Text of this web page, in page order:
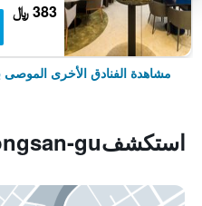
383 ﷼
مشاهدة الفنادق الأخرى الموصى
استكشفYongsan-gu, سيول